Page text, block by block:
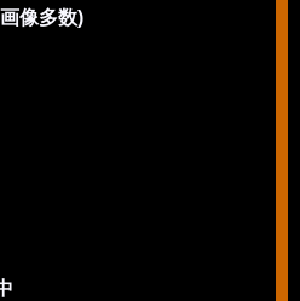
像多数)